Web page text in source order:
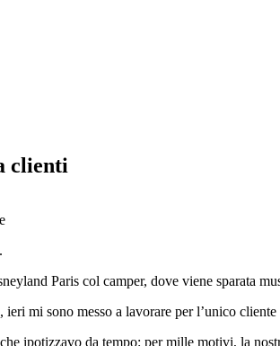
clienti
Paris col camper, dove viene sparata
mi sono messo a lavorare per l’unico cliente
ipotizzavo da tempo: per mille motivi, la